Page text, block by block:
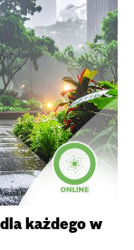
każdego w